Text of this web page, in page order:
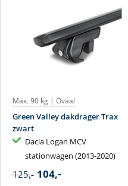
Max. 90 kg | Ovaal
Green Valley dakdrager Trax
zwart
Dacia Logan MCV
stationwagen (2013-2020)
125,- 104,-